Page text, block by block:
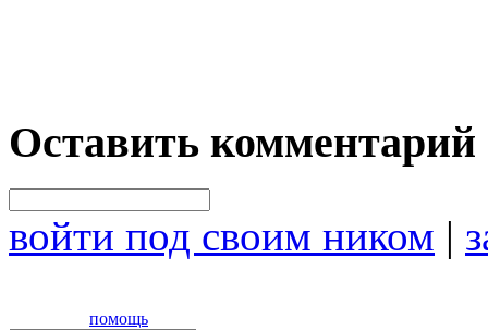
Оставить комментарий
войти под своим ником |
помощь